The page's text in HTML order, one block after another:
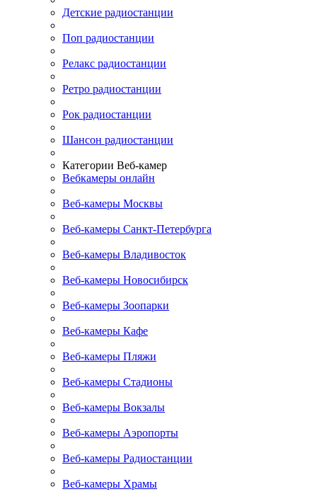
Детские радиостанции
Поп радиостанции
Релакс радиостанции
Ретро радиостанции
Рок радиостанции
Шансон радиостанции
Категории Веб-камер
Вебкамеры онлайн
Веб-камеры Москвы
Веб-камеры Санкт-Петербурга
Веб-камеры Владивосток
Веб-камеры Новосибирск
Веб-камеры Зоопарки
Веб-камеры Кафе
Веб-камеры Пляжи
Веб-камеры Стадионы
Веб-камеры Вокзалы
Веб-камеры Аэропорты
Веб-камеры Радиостанции
Веб-камеры Храмы